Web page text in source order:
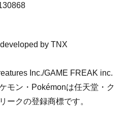
by TNX
Inc./GAME FREAK inc.
モン・Pokémonは任天堂・ク
ークの登録商標です。